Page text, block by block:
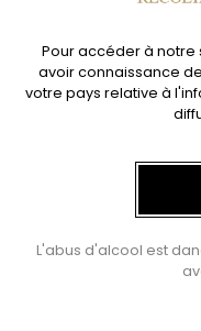
Pour accéder à notre
avoir connaissance
votre pays relative à
L'abus d'alcool est